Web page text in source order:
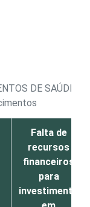
DE SAÚDE,
Falta de
recursos
financeiros
para
investimento